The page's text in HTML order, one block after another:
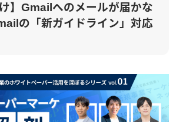
け】Gmailへのメールが届かな
の「新ガイドライン」対応